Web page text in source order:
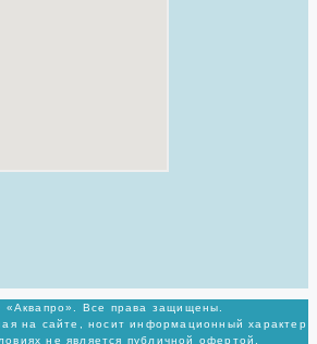
Все права защищены.
на сайте, носит информационный характер
не является публичной офертой,